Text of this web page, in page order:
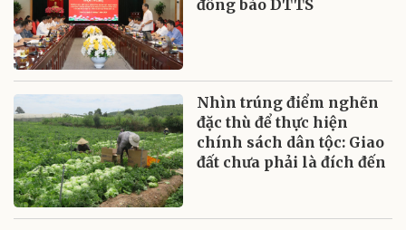
đồng bào DTTS
Nhìn trúng điểm nghẽn
đặc thù để thực hiện
chính sách dân tộc: Giao
đất chưa phải là đích đến